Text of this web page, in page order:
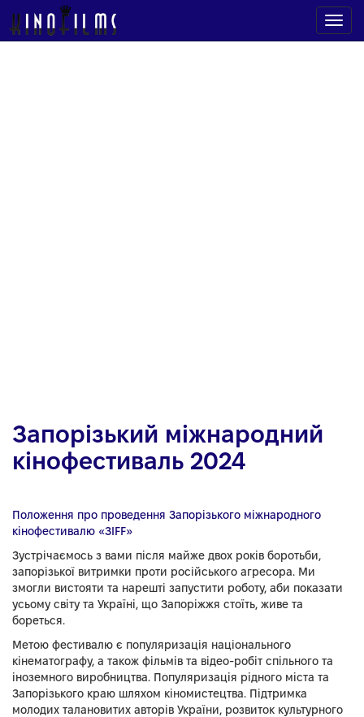
Запорізький міжнародний
кінофестиваль 2024
Положення про проведення Запорізького міжнародного
кінофестивалю «ЗIFF»
Зустрічаємось з вами після майже двох років боротьби,
запорізької витримки проти російського агресора. Ми
змогли вистояти та нарешті запустити роботу, аби показати
усьому світу та Україні, що Запоріжжя стоїть, живе та
бореться.
Метою фестивалю є популяризація національного
кінематографу, а також фільмів та відео-робіт спільного та
іноземного виробництва. Популяризація рідного міста та
Запорізького краю шляхом кіномистецтва. Підтримка
молодих талановитих авторів України, розвиток культурного